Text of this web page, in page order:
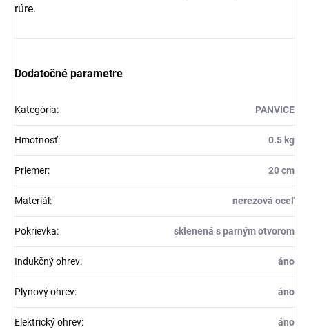
rúre.
Dodatočné parametre
Kategória: PANVICE
Hmotnosť: 0.5 kg
Priemer: 20 cm
Materiál : nerezová oceľ
Pokrievka: sklenená s parným otvorom
Indukčný ohrev: áno
Plynový ohrev: áno
Elektrický ohrev: áno